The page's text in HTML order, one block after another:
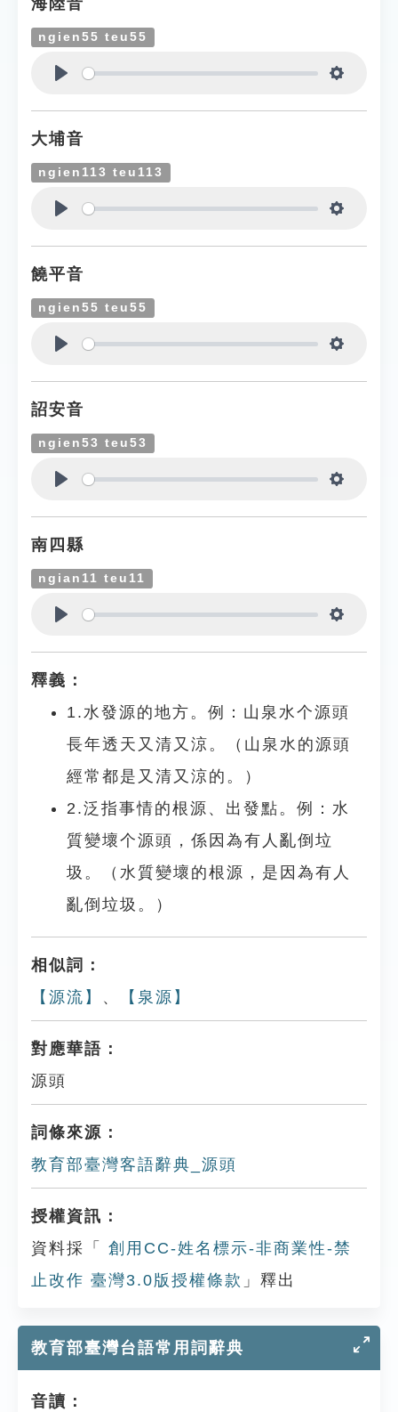
海陸音
ngien55 teu55
大埔音
ngien113 teu113
饒平音
ngien55 teu55
詔安音
ngien53 teu53
南四縣
ngian11 teu11
釋義：
1.水發源的地方。例：山泉水个源頭
長年透天又清又涼。（山泉水的源頭
經常都是又清又涼的。）
2.泛指事情的根源、出發點。例：水
質變壞个源頭，係因為有人亂倒垃
圾。（水質變壞的根源，是因為有人
亂倒垃圾。）
相似詞：
【源流】 、 【泉源】
對應華語：
源頭
詞條來源：
教育部臺灣客語辭典_源頭
授權資訊：
資料採「
創用CC-姓名標示-非商業性-禁
止改作 臺灣3.0版授權條款 」釋出
教育部臺灣台語常用詞辭典
音讀：